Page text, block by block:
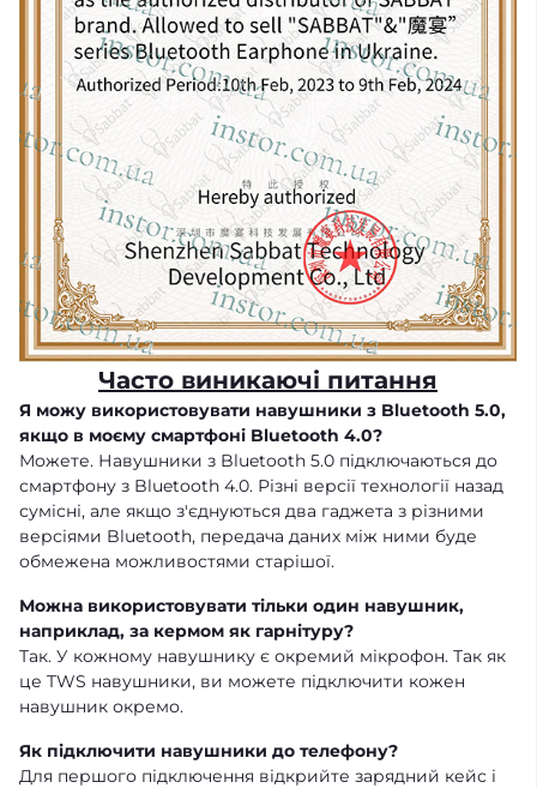
Часто виникаючі питання
Я можу використовувати навушники з Bluetooth 5.0,
якщо в моєму смартфоні Bluetooth 4.0?
Можете. Навушники з Bluetooth 5.0 підключаються до
смартфону з Bluetooth 4.0. Різні версії технології назад
сумісні, але якщо з'єднуються два гаджета з різними
версіями Bluetooth, передача даних між ними буде
обмежена можливостями старішої.
Можна використовувати тільки один навушник,
наприклад, за кермом як гарнітуру?
Так. У кожному навушнику є окремий мікрофон. Так як
це TWS навушники, ви можете підключити кожен
навушник окремо.
Як підключити навушники до телефону?
Для першого підключення відкрийте зарядний кейс і